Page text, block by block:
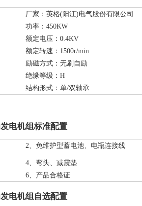
厂家：英格(阳江)电气股份有限公司
功率：450KW
额定电压：0.4KV
额定转速：1500r/min
励磁方式：无刷自励
绝缘等级：H
结构形式：单/双轴承
电机组标准配置
2、免维护型蓄电池、电瓶连接线
4、弯头、减震垫
6、产品合格证
电机组自选配置